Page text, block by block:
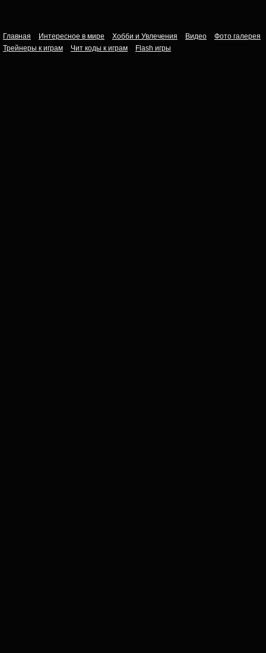
Главная Интересное в мире Хобби и Увлечения Видео
Фото галерея
Трейнеры к играм
Чит коды к играм Flash игры